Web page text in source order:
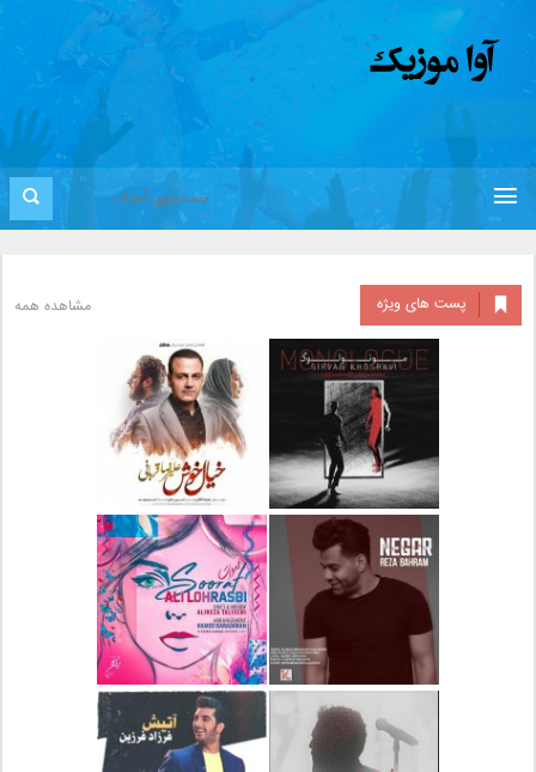
پست های ویژه مشاهده همه
دانلود آلبوم جدید سیروان
خسروی بنام مونولوگ
دانلود آهنگ جدید علیرضا
قربانی بنام خیال خوش
دانلود آهنگ جدید رضا
بهرام بنام نگار
دانلود آهنگ جدید علی
لهراسبی بنام صورت